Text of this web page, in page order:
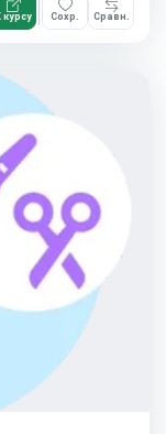
курсу Сохр. Сравн.